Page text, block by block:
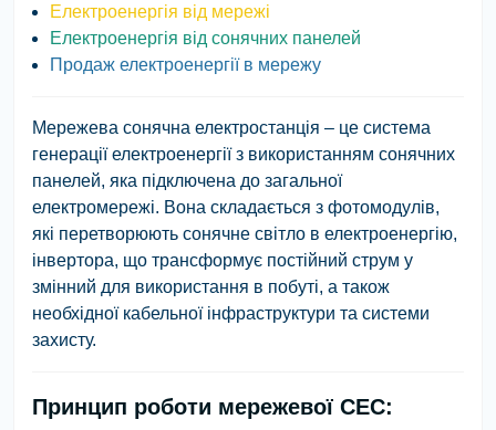
Електроенергія від мережі
Електроенергія від сонячних панелей
Продаж електроенергії в мережу
Мережева сонячна електростанція – це система
генерації електроенергії з використанням сонячних
панелей, яка підключена до загальної
електромережі. Вона складається з фотомодулів,
які перетворюють сонячне світло в електроенергію,
інвертора, що трансформує постійний струм у
змінний для використання в побуті, а також
необхідної кабельної інфраструктури та системи
захисту.
Принцип роботи мережевої СЕС: